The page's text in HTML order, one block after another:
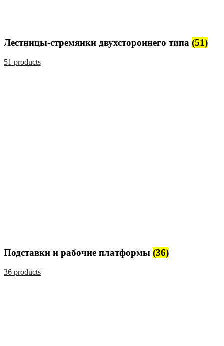
Лестницы-стремянки двухстороннего типа (51)
51 products
Подставки и рабочие платформы (36)
36 products